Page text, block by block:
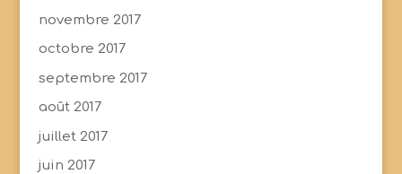
novembre 2017
octobre 2017
septembre 2017
août 2017
juillet 2017
juin 2017